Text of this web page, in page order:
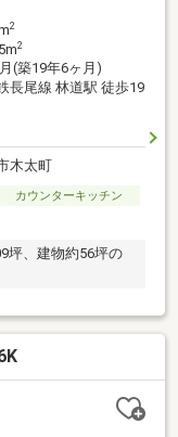
2
2
(築19年6ヶ月)
長尾線 林道駅 徒歩19
木太町
カウンターキッチン
坪、建物約56坪の